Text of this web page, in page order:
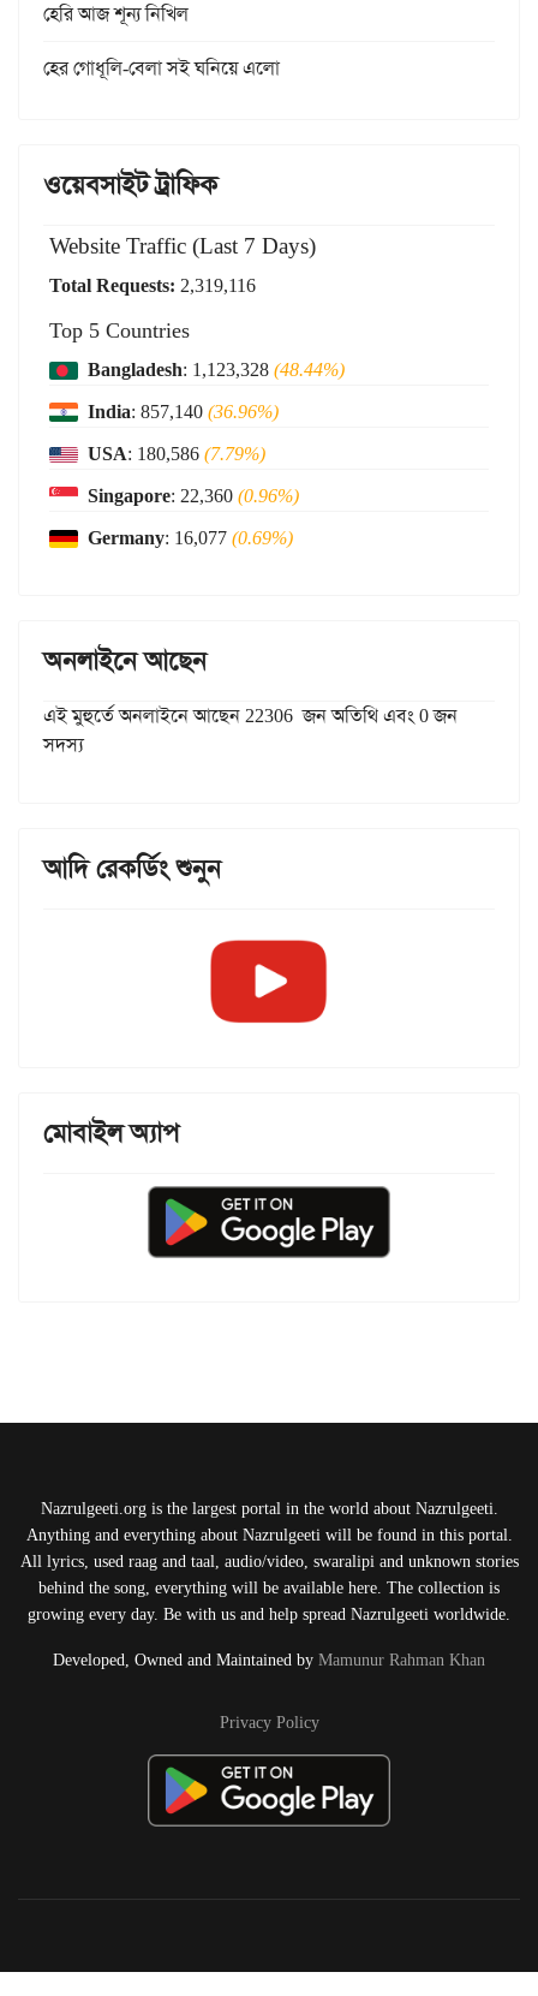
হেরি আজ শূন্য নিখিল
হের গোধূলি-বেলা সই ঘনিয়ে এলো
ওয়েবসাইট ট্রাফিক
Website Traffic (Last 7 Days)
Total Requests: 2,319,116
Top 5 Countries
Bangladesh: 1,123,328(48.44%)
India: 857,140(36.96%)
USA: 180,586(7.79%)
Singapore: 22,360(0.96%)
Germany: 16,077(0.69%)
অনলাইনে আছেন
এই মুহুর্তে অনলাইনে আছেন 22306 জন অতিথি এবং 0 জন
সদস্য
আদি রেকর্ডিং শুনুন
মোবাইল অ্যাপ
Nazrulgeeti.org is the largest portal in the world about Nazrulgeeti.
Anything and everything about Nazrulgeeti will be found in this portal.
All lyrics, used raag and taal, audio/video, swaralipi and unknown stories
behind the song, everything will be available here. The collection is
growing every day. Be with us and help spread Nazrulgeeti worldwide.
Developed, Owned and Maintained by Mamunur Rahman Khan
Privacy Policy